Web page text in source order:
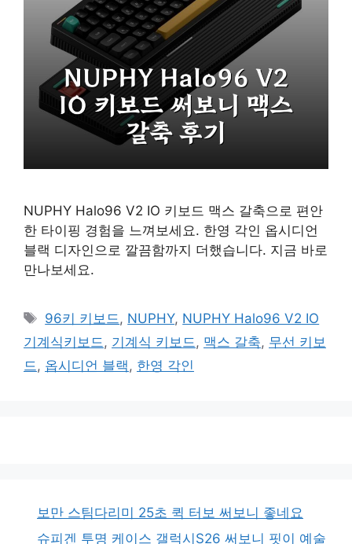
NUPHY Halo96 V2 IO 키보드 맥스 갈축으로 편안
한 타이핑 경험을 느껴보세요. 한영 각인 옵시디언
블랙 디자인으로 깔끔함까지 더했습니다. 지금 바로
만나보세요.
태
그
96키 키보드 , NUPHY, NUPHY Halo96 V2 IO
기계식키보드 , 기계식 키보드 , 맥스 갈축, 무선 키보
드 , 옵시디언 블랙 , 한영 각인
보만 스팀다리미 25초 퀵 터보 써보니 좋네요
슈피겐 투명 케이스 갤럭시S26 써보니 핏이 예술